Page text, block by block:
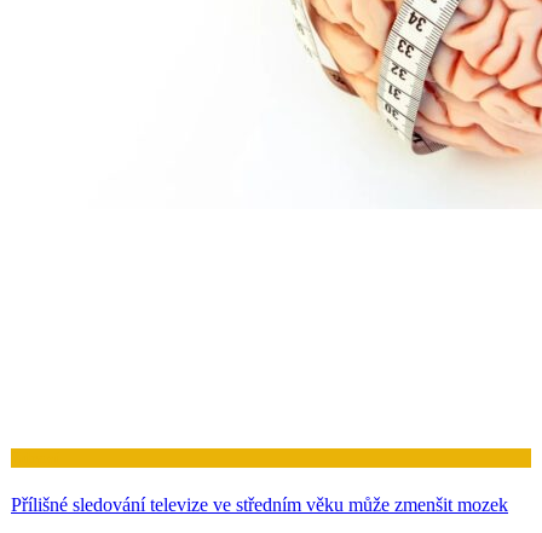
Přílišné sledování televize ve středním věku může zmenšit mozek